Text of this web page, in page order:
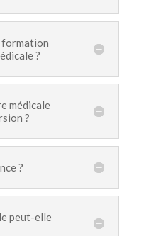
formation
?
médicale
?
?
peut-elle